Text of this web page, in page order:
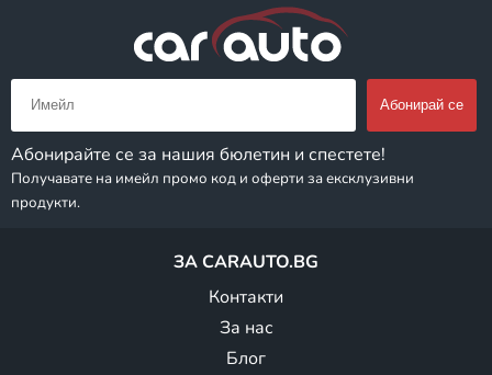
Абонирайте се за нашия бюлетин и спестете!
Получавате на имейл промо код и оферти за ексклузивни
продукти.
ЗА CARAUTO.BG
Контакти
За нас
Блог